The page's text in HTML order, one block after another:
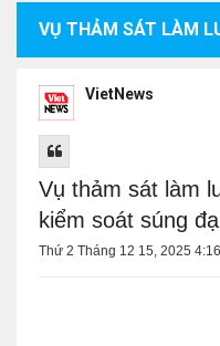
VietNews
Vụ thảm sát làm
kiểm soát súng
Thứ 2 Tháng 12 15, 2025